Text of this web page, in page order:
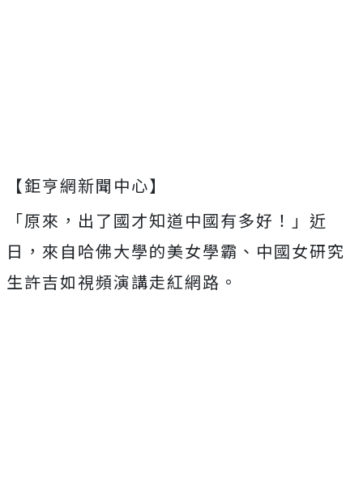
【鉅亨網新聞中心】
「原來，出了國才知道中國有多好！」近
日，來自哈佛大學的美女學霸、中國女研究
生許吉如視頻演講走紅網路。